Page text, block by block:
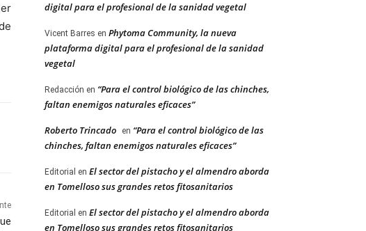
digital para el profesional de la sanidad vegetal
Vicent Barres en Phytoma Community, la nueva
plataforma digital para el profesional de la sanidad
vegetal
Redacción en “Para el control biológico de las chinches,
faltan enemigos naturales eficaces”
Roberto Trincado en “Para el control biológico de las
chinches, faltan enemigos naturales eficaces”
Editorial en El sector del pistacho y el almendro aborda
en Tomelloso sus grandes retos fitosanitarios
Editorial en El sector del pistacho y el almendro aborda
en Tomelloso sus grandes retos fitosanitarios